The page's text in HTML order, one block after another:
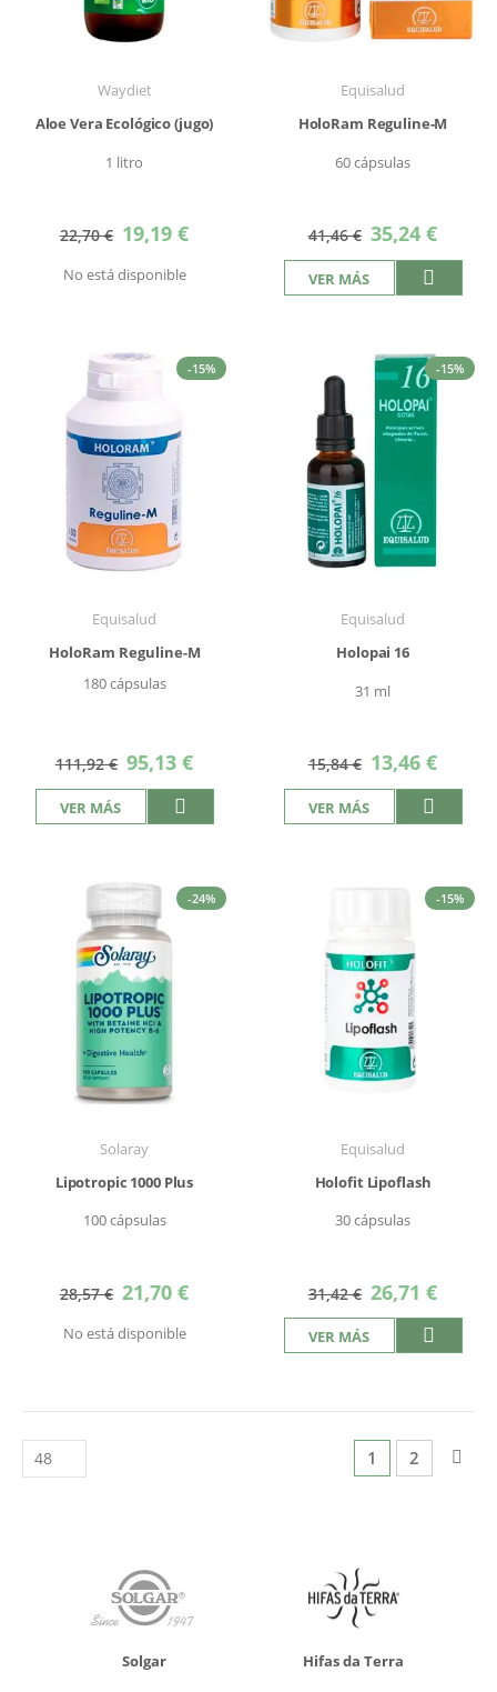
Waydiet
Aloe Vera Ecológico (jugo)
1 litro
22,70 € Precio
especial
19,19 €
No está disponible
Equisalud
HoloRam Reguline-M
60 cápsulas
41,46 € Precio
especial
35,24 €
VER MÁS
-15%
Equisalud
HoloRam Reguline-M
180 cápsulas
111,92 € Precio
especial
95,13 €
VER MÁS
-15%
Equisalud
Holopai 16
31 ml
15,84 € Precio
especial
13,46 €
VER MÁS
-24%
Solaray
Lipotropic 1000 Plus
100 cápsulas
28,57 € Precio
especial
21,70 €
No está disponible
-15%
Equisalud
Holofit Lipoflash
30 cápsulas
31,42 € Precio
especial
26,71 €
VER MÁS
Página
Actualmente
1 Página
2
Solgar Hifas da Terra